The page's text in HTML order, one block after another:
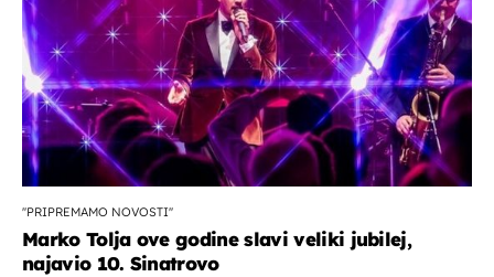
''PRIPREMAMO NOVOSTI''
Marko Tolja ove godine slavi veliki jubilej,
najavio 10. Sinatrovo